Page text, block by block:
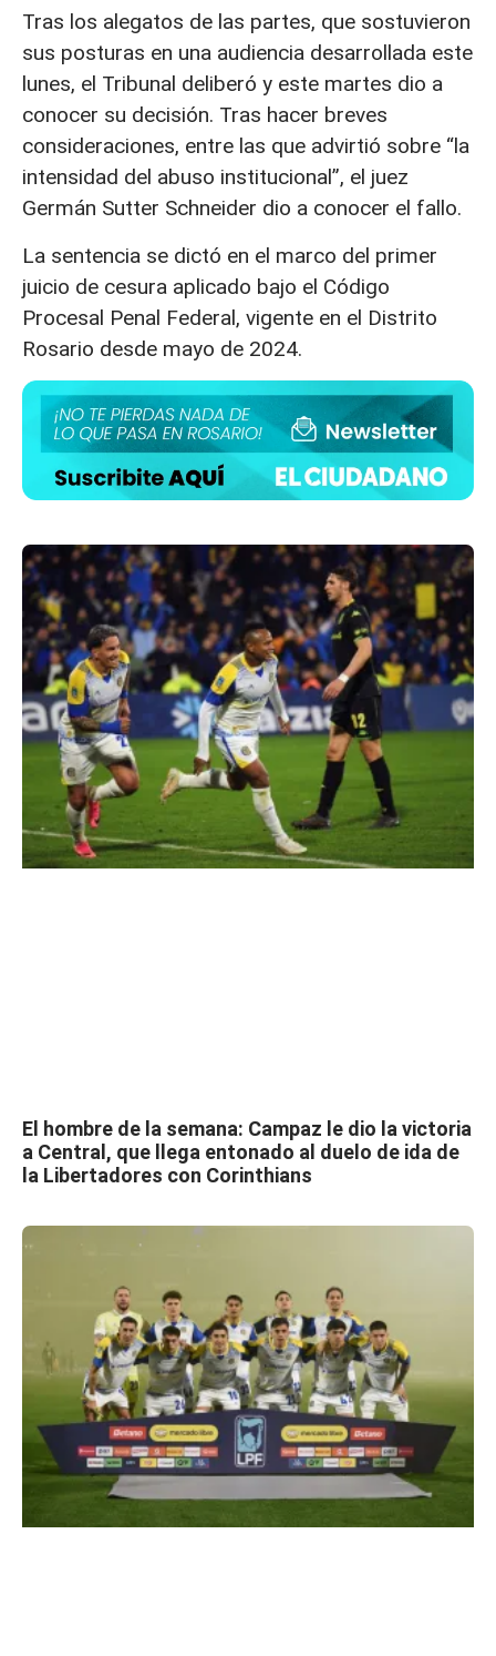
Tras los alegatos de las partes, que sostuvieron
sus posturas en una audiencia desarrollada este
lunes, el Tribunal deliberó y este martes dio a
conocer su decisión. Tras hacer breves
consideraciones, entre las que advirtió sobre “la
intensidad del abuso institucional”, el juez
Germán Sutter Schneider dio a conocer el fallo.
La sentencia se dictó en el marco del primer
juicio de cesura aplicado bajo el Código
Procesal Penal Federal, vigente en el Distrito
Rosario desde mayo de 2024.
El hombre de la semana: Campaz le dio la victoria
a Central, que llega entonado al duelo de ida de
la Libertadores con Corinthians